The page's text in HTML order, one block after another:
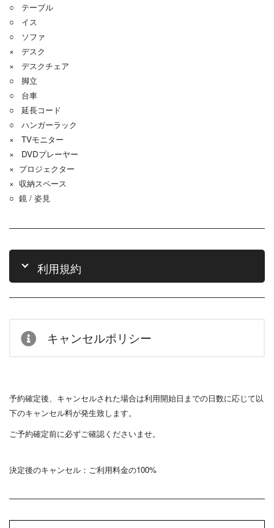
○ テーブル
○ イス
○ ソファ
× デスク
× デスクチェア
○ 脚立
○ 台車
○ 延長コード
○ ハンガーラック
× TVモニター
× DVDプレーヤー
× プロジェクター
× 収納スペース
○ 鏡 / 姿見
利用規約
キャンセルポリシー
予約確定後、キャンセルされた場合は利用開始日までの日数に応じて以
下のキャンセル料が発生致します。
ご予約確定前に必ずご確認くださいませ。
決定後のキャンセル：ご利用料金の100%